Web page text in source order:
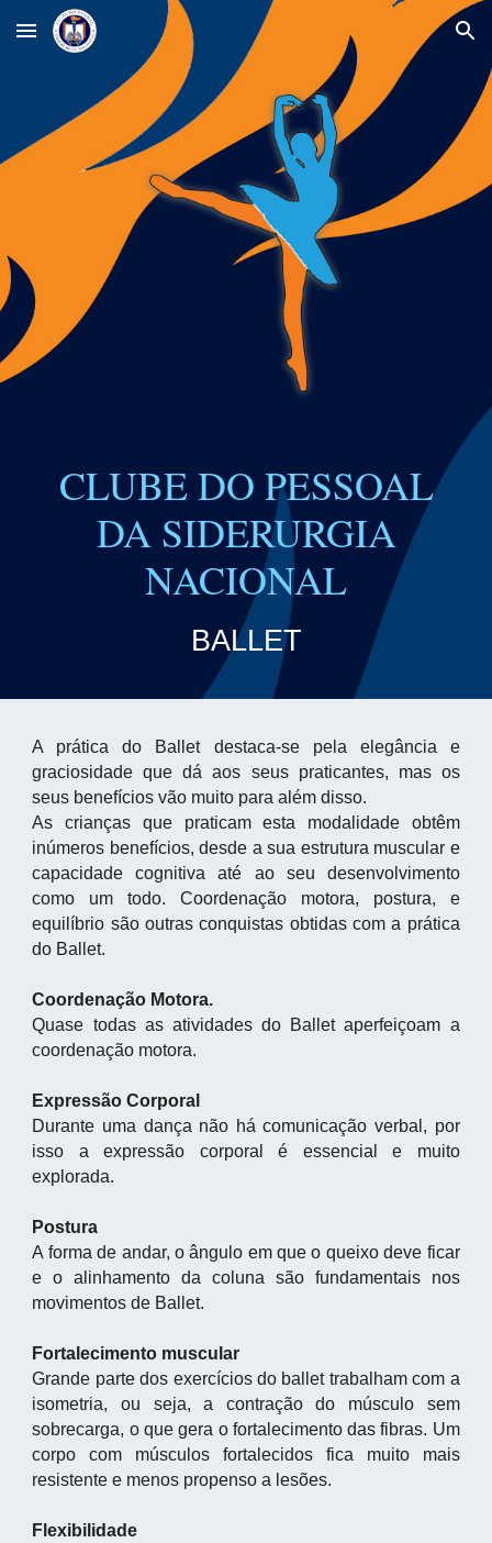
Skip to main content Skip to navigation
CLUBE DO PESSOAL
DA SIDERURGIA
NACIONAL
BALLET
A prática do Ballet destaca-sepela elegância e
graciosidade que dá aos seus praticantes, mas os
seus benefícios vão muito para além disso.
As crianças que praticam esta modalidade obtêm
inúmeros benefícios, desde a sua estrutura muscular e
capacidade cognitiva até ao seu desenvolvimento
como um todo. Coordenação motora, postura, e
equilíbrio são outras conquistas obtidas com a prática
do Ballet.
Coordenação Motora.
Quase todas as atividades do Ballet aperfeiçoam a
coordenação motora.
Expressão Corporal
Durante uma dança não há comunicação verbal, por
isso a expressão corporal é essencial e muito
explorada.
Postura
A forma de andar, o ângulo em que o queixo deve ficar
e o alinhamento da coluna são fundamentais nos
movimentos de Ballet.
Fortalecimento muscular
Grande parte dos exercícios do ballet trabalham com a
isometria, ou seja, a contração do músculo sem
sobrecarga, o que gera o fortalecimento das fibras. Um
corpo com músculos fortalecidos fica muito mais
resistente e menos propenso a lesões.
Flexibilidade